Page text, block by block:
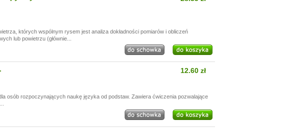
których wspólnym rysem jest analiza dokładności pomiarów i obliczeń
lub powietrzu (głównie...
12.60 zł
osób rozpoczynających naukę języka od podstaw. Zawiera ćwiczenia pozwalające